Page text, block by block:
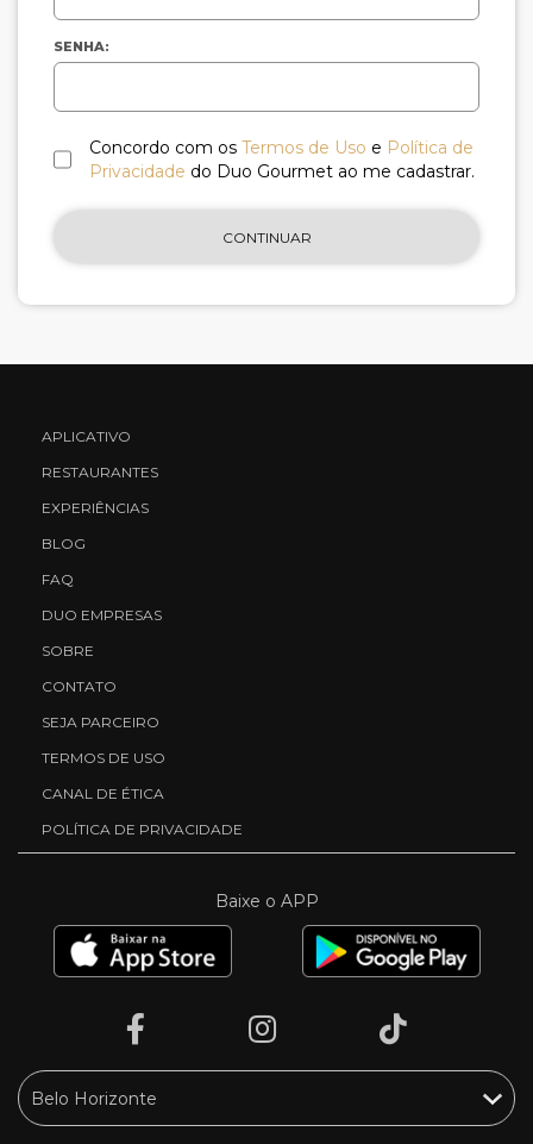
SENHA:
Concordo com osTermos de Uso e Política de
Privacidade do Duo Gourmet ao me cadastrar.
CONTINUAR
APLICATIVO
RESTAURANTES
EXPERIÊNCIAS
BLOG
FAQ
DUO EMPRESAS
SOBRE
CONTATO
SEJA PARCEIRO
TERMOS DE USO
CANAL DE ÉTICA
POLÍTICA DE PRIVACIDADE
Baixe o APP